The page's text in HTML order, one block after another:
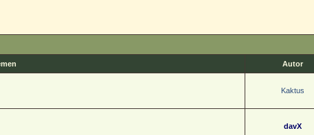
Autor
Kaktus
davX